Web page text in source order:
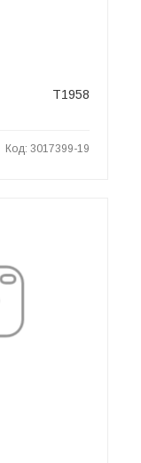
T1958
Код: 3017399-19